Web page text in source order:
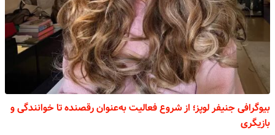
بیوگرافی جنیفر لوپز؛ از شروع فعالیت به‌عنوان رقصنده تا خوانندگی و
بازیگری